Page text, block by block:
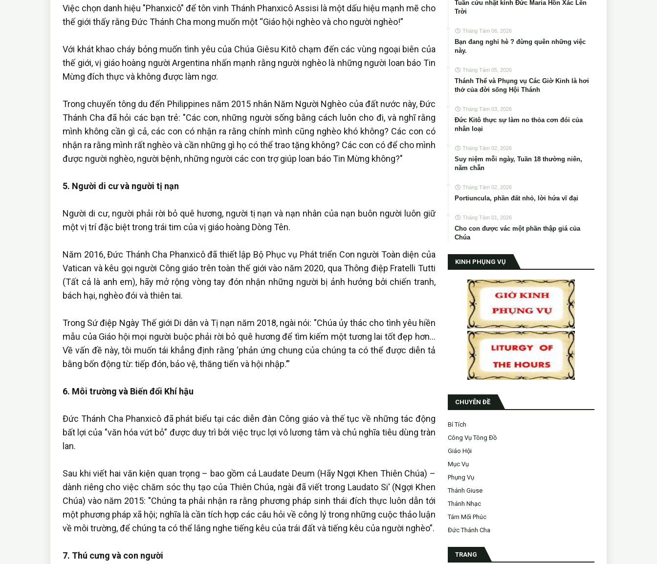
Việc chọn danh hiệu "Phanxicô" để tôn vinh Thánh Phanxicô Assisi là một dấu hiệu mạnh mẽ cho
thế giới thấy rằng Đức Thánh Cha mong muốn một “Giáo hội nghèo và cho người nghèo!”
Với khát khao cháy bỏng muốn tình yêu của Chúa Giêsu Kitô chạm đến các vùng ngoại biên của
thế giới, vị giáo hoàng người Argentina nhấn mạnh rằng người nghèo là những người loan báo Tin
Mừng đích thực và không được làm ngơ.
Trong chuyến tông du đến Philippines năm 2015 nhân Năm Người Nghèo của đất nước này, Đức
Thánh Cha đã hỏi các bạn trẻ: "Các con, những người sống bằng cách luôn cho đi, và nghĩ rằng
mình không cần gì cả, các con có nhận ra rằng chính mình cũng nghèo khó không? Các con có
nhận ra rằng mình rất nghèo và cần những gì họ có thể trao tặng không? Các con có để cho mình
được người nghèo, người bệnh, những người các con trợ giúp loan báo Tin Mừng không?"
5. Người di cư và người tị nạn
Người di cư, người phải rời bỏ quê hương, người tị nạn và nạn nhân của nạn buôn người luôn giữ
một vị trí đặc biệt trong trái tim của vị giáo hoàng Dòng Tên.
Năm 2016, Đức Thánh Cha Phanxicô đã thiết lập Bộ Phục vụ Phát triển Con người Toàn diện của
Vatican và kêu gọi người Công giáo trên toàn thế giới vào năm 2020, qua Thông điệp Fratelli Tutti
(Tất cả là anh em), hãy mở rộng vòng tay đón nhận những người bị ảnh hưởng bởi chiến tranh,
bách hại, nghèo đói và thiên tai.
Trong Sứ điệp Ngày Thế giới Di dân và Tị nạn năm 2018, ngài nói: "Chúa ủy thác cho tình yêu hiền
mẫu của Giáo hội mọi người buộc phải rời bỏ quê hương để tìm kiếm một tương lai tốt đẹp hơn…
Về vấn đề này, tôi muốn tái khẳng định rằng ‘phản ứng chung của chúng ta có thể được diễn tả
bằng bốn động từ: tiếp đón, bảo vệ, thăng tiến và hội nhập.’”
6. Môi trường và Biến đổi Khí hậu
Đức Thánh Cha Phanxicô đã phát biểu tại các diễn đàn Công giáo và thế tục về những tác động
bất lợi của "văn hóa vứt bỏ" được duy trì bởi việc trục lợi vô lương tâm và chủ nghĩa tiêu dùng tràn
lan.
Sau khi viết hai văn kiện quan trọng – bao gồm cả Laudate Deum (Hãy Ngợi Khen Thiên Chúa) –
dành riêng cho việc chăm sóc thụ tạo của Thiên Chúa, ngài đã viết trong Laudato Si' (Ngợi Khen
Chúa) vào năm 2015: "Chúng ta phải nhận ra rằng phương pháp sinh thái đích thực luôn dẫn tới
một phương pháp xã hội; nghĩa là cần tích hợp các câu hỏi về công lý trong những cuộc thảo luận
về môi trường, để chúng ta có thể lắng nghe tiếng kêu của trái đất và tiếng kêu của người nghèo”.
7. Thú cưng và con người
Tuần cửu nhật kính Đức Maria Hồn Xác Lên
Trời
Tháng Tám 06, 2026
Bạn đang nghỉ hè ? đừng quên những việc
này.
Tháng Tám 05, 2026
Thánh Thể và Phụng vụ Các Giờ Kinh là hơi
thở của đời sống Hội Thánh
Tháng Tám 03, 2026
Đức Kitô thực sự làm no thỏa cơn đói của
nhân loại
Tháng Tám 02, 2026
Suy niệm mỗi ngày, Tuần 18 thường niên,
năm chẵn
Tháng Tám 02, 2026
Portiuncula, phần đất nhỏ, lời hứa vĩ đại
Tháng Tám 01, 2026
Cho con được vác một phần thập giá của
Chúa
KINH PHỤNG VỤ
CHUYÊN ĐỀ
Bí Tích
Công Vụ Tông Đồ
Giáo Hội
Mục Vụ
Phụng Vụ
Thánh Giuse
Thánh Nhạc
Tám Mối Phúc
Đức Thánh Cha
TRANG